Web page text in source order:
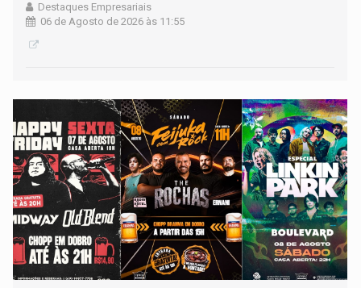
Destaques Empresariais
06 de Agosto de 2026 às 11:55